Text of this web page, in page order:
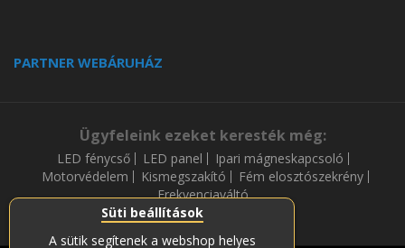
Süti beállítások
A sütik segítenek a webshop helyes
PARTNER WEBÁRUHÁZ
Ügyfeleink ezeket keresték még:
LED fénycső LED panel
Ipari mágneskapcsoló
Motorvédelem
Kismegszakító
Fém elosztószekrény
Frekvenciaváltó